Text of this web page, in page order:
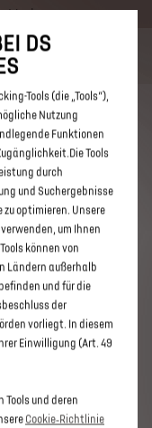
Marburg
E-Autos und Plug-In-
>>
DS 3 UND
VON DS
DS
Tools (die „Tools“),
Nutzung
Funktionen
Tools
durch
und Suchergebnisse
zu optimieren. Unsere
um Ihnen
können von
Ländern außerhalb
und für die
der
vorliegt. In diesem
Einwilligung (Art. 49
Tools und deren
Cookie‑Richtlinie